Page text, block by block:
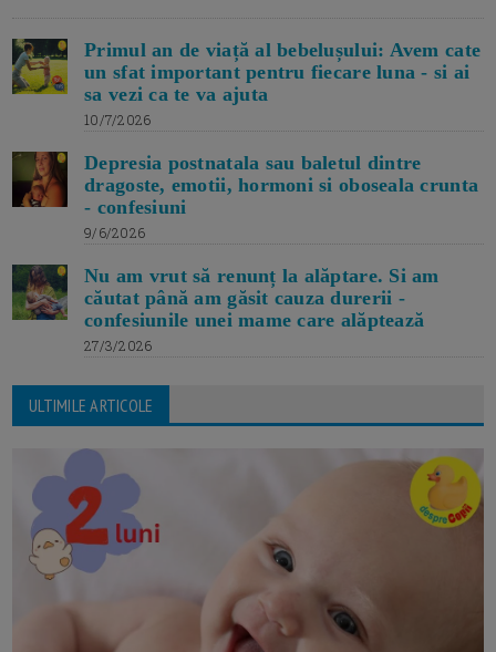
Primul an de viață al bebelușului: Avem cate
un sfat important pentru fiecare luna - si ai
sa vezi ca te va ajuta
10/7/2026
Depresia postnatala sau baletul dintre
dragoste, emotii, hormoni si oboseala crunta
- confesiuni
9/6/2026
Nu am vrut să renunț la alăptare. Si am
căutat până am găsit cauza durerii -
confesiunile unei mame care alăptează
27/3/2026
ULTIMILE ARTICOLE